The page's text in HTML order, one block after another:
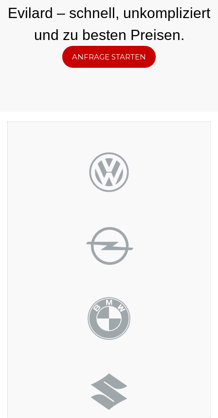
Evilard – schnell, unkompliziert
und zu besten Preisen.
ANFRAGE STARTEN